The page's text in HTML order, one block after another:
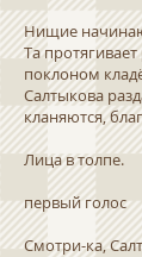
Нищие
Та
поклоном
Салтыкова
кланяются,
Лица в толпе.
первый голос
Смотри-ка,